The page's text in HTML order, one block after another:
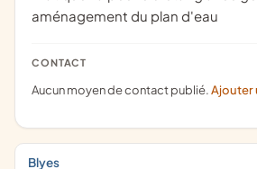
aménagement du plan d'eau
CONTACT
Aucun moyen de contact publié.Ajouter
Blyes